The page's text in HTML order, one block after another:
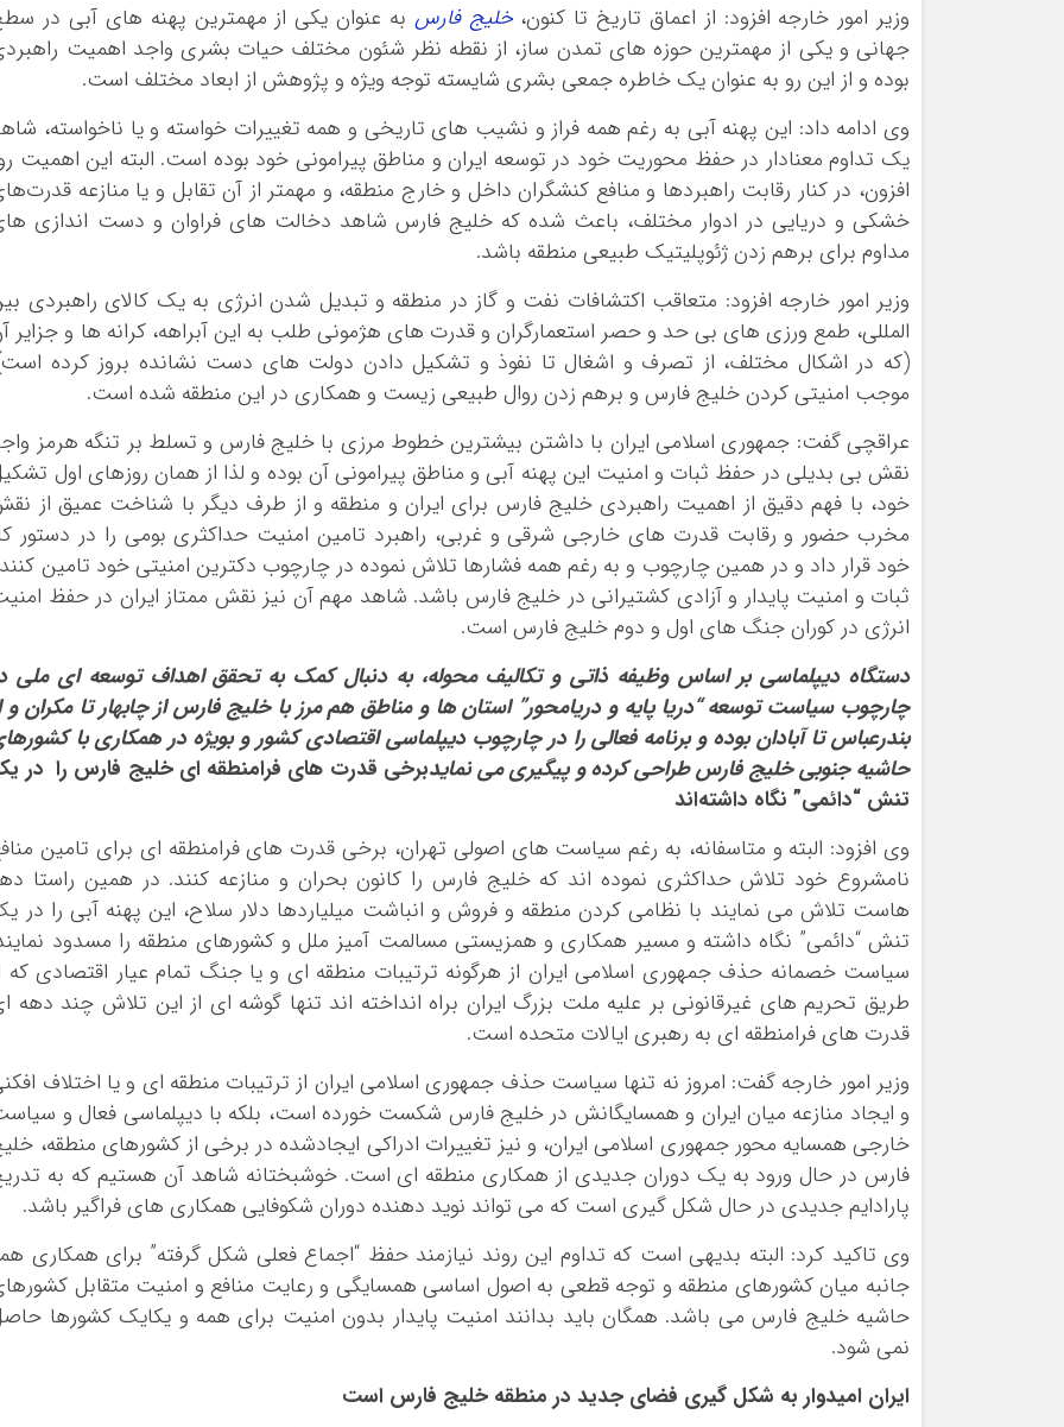
وزیر امور خارجه افزود: از اعماق تاریخ تا کنون،خلیج فارس به عنوان یکی از مهمترین پهنه های آبی در
جهانی و یکی از مهمترین حوزه های تمدن ساز، از نقطه نظر شئون مختلف حیات بشری واجد اهمیت
بوده و از این رو به عنوان یک خاطره جمعی بشری شایسته توجه ویژه و پژوهش از ابعاد مختلف است.
وی ادامه داد: این پهنه آبی به رغم همه فراز و نشیب های تاریخی و همه تغییرات خواسته و یا ناخواسته،
یک تداوم معنادار در حفظ محوریت خود در توسعه ایران و مناطق پیرامونی خود بوده است. البته این اهمیت
افزون، در کنار رقابت راهبردها و منافع کنشگران داخل و خارج منطقه، و مهمتر از آن تقابل و یا منازعه
خشکی و دریایی در ادوار مختلف، باعث شده که خلیج فارس شاهد دخالت های فراوان و دست اندازی
مداوم برای برهم زدن ژئوپلیتیک طبیعی منطقه باشد.
وزیر امور خارجه افزود: متعاقب اکتشافات نفت و گاز در منطقه و تبدیل شدن انرژی به یک کالای راهبردی
المللی، طمع ورزی های بی حد و حصر استعمارگران و قدرت های هژمونی طلب به این آبراهه، کرانه ها و جزایر
(که در اشکال مختلف، از تصرف و اشغال تا نفوذ و تشکیل دادن دولت های دست نشانده بروز کرده
موجب امنیتی کردن خلیج فارس و برهم زدن روال طبیعی زیست و همکاری در این منطقه شده است.
عراقچی گفت: جمهوری اسلامی ایران با داشتن بیشترین خطوط مرزی با خلیج فارس و تسلط بر تنگه هرمز
نقش بی بدیلی در حفظ ثبات و امنیت این پهنه آبی و مناطق پیرامونی آن بوده و لذا از همان روزهای اول
خود، با فهم دقیق از اهمیت راهبردی خلیج فارس برای ایران و منطقه و از طرف دیگر با شناخت عمیق از
مخرب حضور و رقابت قدرت های خارجی شرقی و غربی، راهبرد تامین امنیت حداکثری بومی را در دستور
خود قرار داد و در همین چارچوب و به رغم همه فشارها تلاش نموده در چارچوب دکترین امنیتی خود تامین
ثبات و امنیت پایدار و آزادی کشتیرانی در خلیج فارس باشد. شاهد مهم آن نیز نقش ممتاز ایران در حفظ
انرژی در کوران جنگ های اول و دوم خلیج فارس است.
دستگاه دیپلماسی بر اساس وظیفه ذاتی و تکالیف محوله، به دنبال کمک به تحقق اهداف توسعه ای ملی
چارچوب سیاست توسعه “دریا پایه و دریامحور” استان ها و مناطق هم مرز با خلیج فارس از چابهار تا مکران و
بندرعباس تا آبادان بوده و برنامه فعالی را در چارچوب دیپلماسی اقتصادی کشور و بویژه در همکاری با
حاشیه جنوبی خلیج فارس طراحی کرده و پیگیری می نمایدبرخی قدرت های فرامنطقه ای خلیج فارس را در
تنش “دائمی” نگاه داشته‌اند
وی افزود: البته و متاسفانه، به رغم سیاست های اصولی تهران، برخی قدرت های فرامنطقه ای برای تامین
نامشروع خود تلاش حداکثری نموده اند که خلیج فارس را کانون بحران و منازعه کنند. در همین راستا
هاست تلاش می نمایند با نظامی کردن منطقه و فروش و انباشت میلیاردها دلار سلاح، این پهنه آبی را در
تنش “دائمی” نگاه داشته و مسیر همکاری و همزیستی مسالمت آمیز ملل و کشورهای منطقه را مسدود
سیاست خصمانه حذف جمهوری اسلامی ایران از هرگونه ترتیبات منطقه ای و یا جنگ تمام عیار اقتصادی که
طریق تحریم های غیرقانونی بر علیه ملت بزرگ ایران براه انداخته اند تنها گوشه ای از این تلاش چند دهه
قدرت های فرامنطقه ای به رهبری ایالات متحده است.
وزیر امور خارجه گفت: امروز نه تنها سیاست حذف جمهوری اسلامی ایران از ترتیبات منطقه ای و یا اختلاف
و ایجاد منازعه میان ایران و همسایگانش در خلیج فارس شکست خورده است، بلکه با دیپلماسی فعال و
خارجی همسایه محور جمهوری اسلامی ایران، و نیز تغییرات ادراکی ایجادشده در برخی از کشورهای منطقه،
فارس در حال ورود به یک دوران جدیدی از همکاری منطقه ای است. خوشبختانه شاهد آن هستیم که به
پارادایم جدیدی در حال شکل گیری است که می تواند نوید دهنده دوران شکوفایی همکاری های فراگیر باشد.
وی تاکید کرد: البته بدیهی است که تداوم این روند نیازمند حفظ “اجماع فعلی شکل گرفته” برای همکاری
جانبه میان کشورهای منطقه و توجه قطعی به اصول اساسی همسایگی و رعایت منافع و امنیت متقابل
حاشیه خلیج فارس می باشد. همگان باید بدانند امنیت پایدار بدون امنیت برای همه و یکایک کشورها
نمی شود.
ایران امیدوار به شکل گیری فضای جدید در منطقه خلیج فارس است